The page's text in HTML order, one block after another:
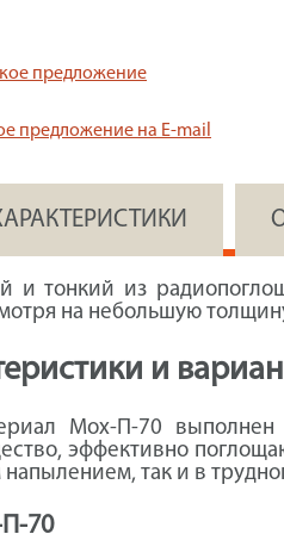
предложение
предложение на E-mail
и тонкий из
на небольшую
и
Мох-П-70 выполнен
эффективно
так и в
70